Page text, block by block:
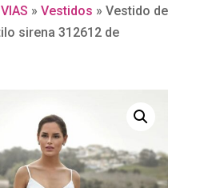
» Vestidos » Vestido de
sirena 312612 de